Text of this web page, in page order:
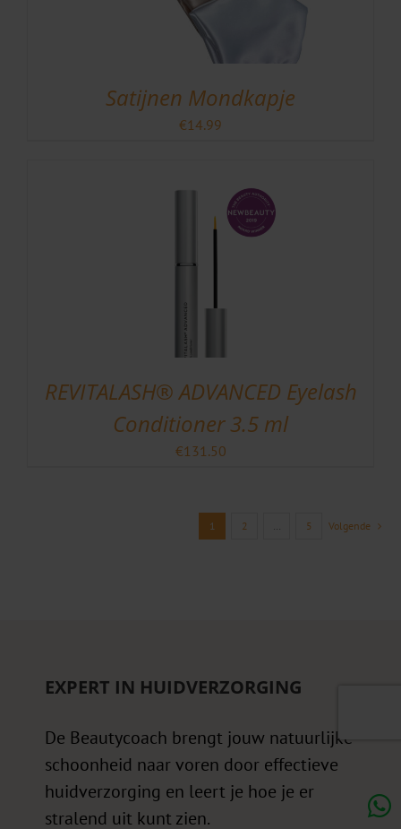
Satijnen Mondkapje
€14.99
REVITALASH® ADVANCED Eyelash
Conditioner 3.5 ml
€131.50
1 2 … 5 Volgende
EXPERT IN HUIDVERZORGING
De Beautycoach brengt jouw natuurlijke
schoonheid naar voren door effectieve
huidverzorging en leert je hoe je er
stralend uit kunt zien.